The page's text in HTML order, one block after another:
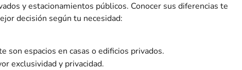
y estacionamientos públicos. Conocer sus diferencias te
decisión según tu necesidad:
son espacios en casas o edificios privados.
exclusividad y privacidad.